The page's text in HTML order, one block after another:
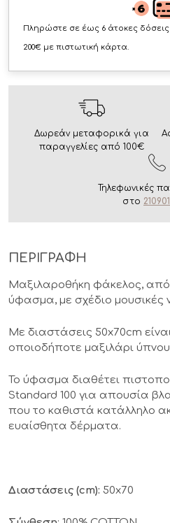
Πληρώστε σε έως 6 άτοκες
200€ με πιστωτική κάρτα.
Δωρεάν μεταφορικά για
παραγγελίες από 100€
Τηλεφωνικές
στο
ΠΕΡΙΓΡΑΦΗ
Μαξιλαροθήκη φάκελος,
ύφασμα, με σχέδιο μουσικές
Με διαστάσεις 50x70cm
οποιοδήποτε μαξιλάρι
Το ύφασμα διαθέτει
Standard 100 για απουσία
που το καθιστά κατάλληλο
ευαίσθητα δέρματα.
Διαστάσεις (cm): 50x70